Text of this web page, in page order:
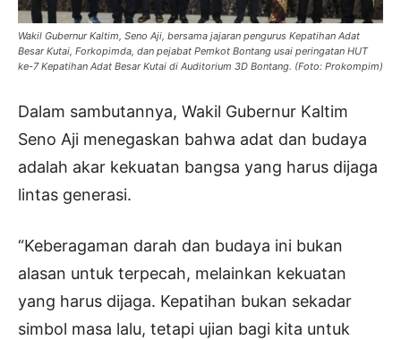
Wakil Gubernur Kaltim, Seno Aji, bersama jajaran pengurus Kepatihan Adat
Besar Kutai, Forkopimda, dan pejabat Pemkot Bontang usai peringatan HUT
ke-7 Kepatihan Adat Besar Kutai di Auditorium 3D Bontang. (Foto: Prokompim)
Dalam sambutannya, Wakil Gubernur Kaltim
Seno Aji menegaskan bahwa adat dan budaya
adalah akar kekuatan bangsa yang harus dijaga
lintas generasi.
“Keberagaman darah dan budaya ini bukan
alasan untuk terpecah, melainkan kekuatan
yang harus dijaga. Kepatihan bukan sekadar
simbol masa lalu, tetapi ujian bagi kita untuk